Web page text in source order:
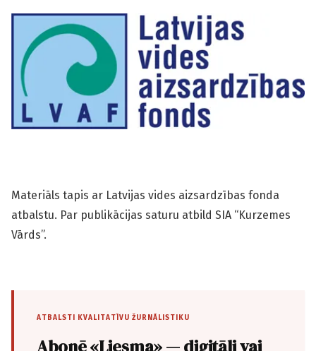
Materiāls tapis ar Latvijas vides aizsardzības fonda
atbalstu. Par publikācijas saturu atbild SIA “Kurzemes
Vārds”.
ATBALSTI KVALITATĪVU ŽURNĀLISTIKU